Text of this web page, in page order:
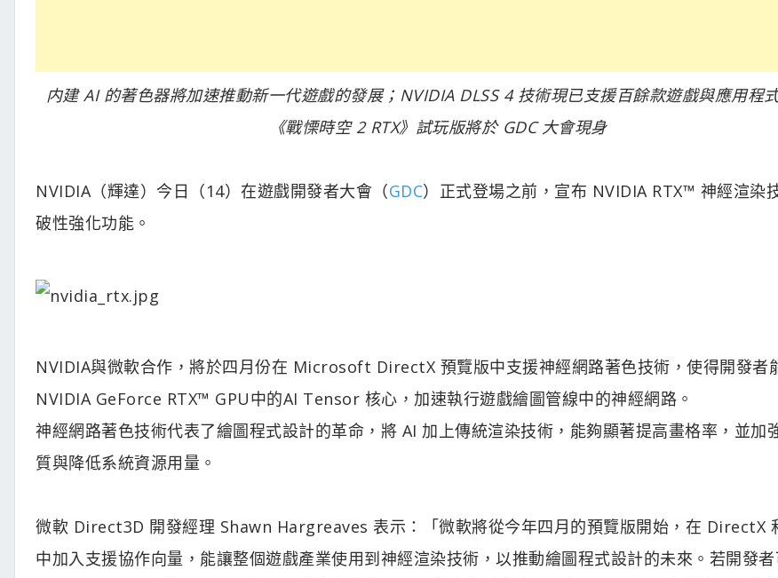
内建 AI 的著色器將加速推動新一代遊戲的發展；NVIDIA DLSS 4 技術現已支援百餘款遊戲與應用程
《戰慄時空 2 RTX》試玩版將於 GDC 大會現身
NVIDIA（輝達）今日（14）在遊戲開發者大會（GDC）正式登場之前，宣布 NVIDIA RTX™ 神經渲染
破性強化功能。
NVIDIA與微軟合作，將於四月份在 Microsoft DirectX 預覽版中支援神經網路著色技術，使得開發者
NVIDIA GeForce RTX™ GPU中的AI Tensor 核心，加速執行遊戲繪圖管線中的神經網路。
神經網路著色技術代表了繪圖程式設計的革命，將 AI 加上傳統渲染技術，能夠顯著提高畫格率，並加
質與降低系統資源用量。
微軟 Direct3D 開發經理 Shawn Hargreaves 表示：「微軟將從今年四月的預覽版開始，在 DirectX
中加入支援協作向量，能讓整個遊戲產業使用到神經渲染技術，以推動繪圖程式設計的未來。若開發